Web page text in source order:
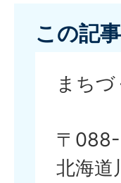
この記
まち
〒
北海道